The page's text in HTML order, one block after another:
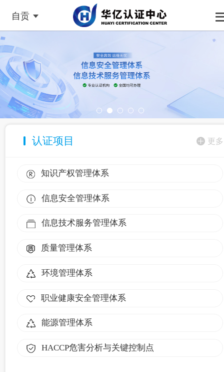
自贡
认证项目 更多
知识产权管理体系
信息安全管理体系
信息技术服务管理体系
质量管理体系
环境管理体系
职业健康安全管理体系
能源管理体系
HACCP危害分析与关键控制点